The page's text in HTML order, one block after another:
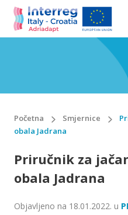
Početna Smjernice
obala Jadrana
Priručnik za
obala Jadrana
Objavljeno na 18.01.2022. u